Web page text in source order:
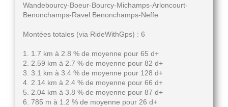
Wandebourcy-Boeur-Bourcy-Michamps-Arloncourt-
Benonchamps-Ravel Benonchamps-Neffe
Montées totales (via RideWithGps) : 6
1. 1.7 km à 2.8 % de moyenne pour 65 d+
2. 2.59 km à 2.7 % de moyenne pour 82 d+
3. 3.1 km à 3.4 % de moyenne pour 128 d+
4. 2.14 km à 2.4 % de moyenne pour 66 d+
5. 2.04 km à 3.8 % de moyenne pour 87 d+
6. 785 m à 1.2 % de moyenne pour 26 d+